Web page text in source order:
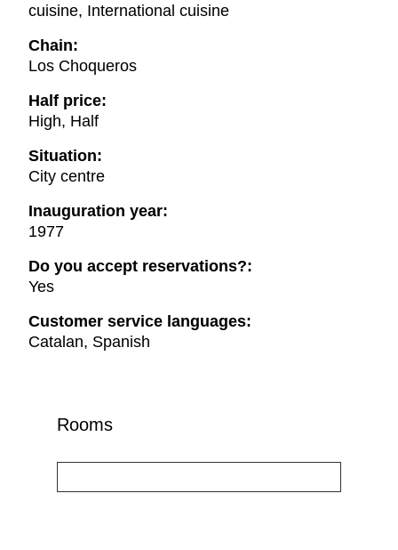
cuisine, International cuisine
Chain:
Los Choqueros
Half price:
High, Half
Situation:
City centre
Inauguration year:
1977
Do you accept reservations?:
Yes
Customer service languages:
Catalan, Spanish
Rooms